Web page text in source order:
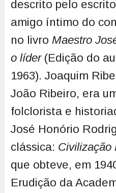
descrito pelo
amigo íntimo do
no livro Maestro
o líder(Edição do
1963). Joaquim
João Ribeiro, era
folclorista e
José Honório
clássica: Civilização
que obteve, em
Erudição da